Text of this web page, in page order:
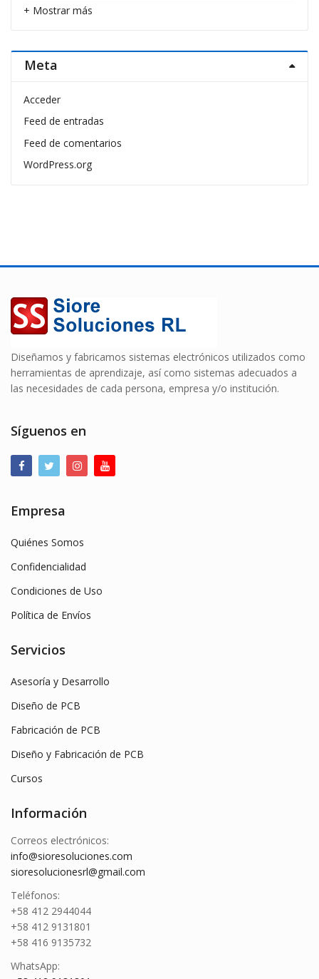
+ Mostrar más
Meta
Acceder
Feed de entradas
Feed de comentarios
WordPress.org
Diseñamos y fabricamos sistemas electrónicos utilizados como
herramientas de aprendizaje, así como sistemas adecuados a
las necesidades de cada persona, empresa y/o institución.
Síguenos en
Empresa
Quiénes Somos
Confidencialidad
Condiciones de Uso
Política de Envíos
Servicios
Asesoría y Desarrollo
Diseño de PCB
Fabricación de PCB
Diseño y Fabricación de PCB
Cursos
Información
Correos electrónicos:
info@sioresoluciones.com
sioresolucionesrl@gmail.com
Teléfonos:
+58 412 2944044
+58 412 9131801
+58 416 9135732
WhatsApp: